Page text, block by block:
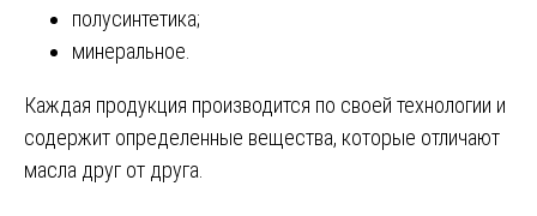
полусинтетика;
минеральное.
Каждая продукция производится по своей технологии и
содержит определенные вещества, которые отличают
масла друг от друга.